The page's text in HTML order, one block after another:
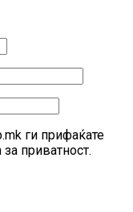
ги прифаќате
приватност.